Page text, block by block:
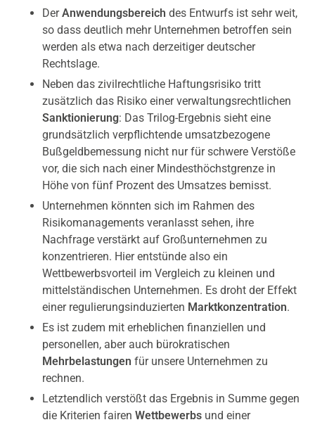
DerAnwendungsbereich des Entwurfs ist sehr weit,
so dass deutlich mehr Unternehmen betroffen sein
werden als etwa nach derzeitiger deutscher
Rechtslage.
Neben das zivilrechtliche Haftungsrisiko tritt
zusätzlich das Risiko einer verwaltungsrechtlichen
Sanktionierung: Das Trilog-Ergebnis sieht eine
grundsätzlich verpflichtende umsatzbezogene
Bußgeldbemessung nicht nur für schwere Verstöße
vor, die sich nach einer Mindesthöchstgrenze in
Höhe von fünf Prozent des Umsatzes bemisst.
Unternehmen könnten sich im Rahmen des
Risikomanagements veranlasst sehen, ihre
Nachfrage verstärkt auf Großunternehmen zu
konzentrieren. Hier entstünde also ein
Wettbewerbsvorteil im Vergleich zu kleinen und
mittelständischen Unternehmen. Es droht der Effekt
einer regulierungsinduzierten Marktkonzentration.
Es ist zudem mit erheblichen finanziellen und
personellen, aber auch bürokratischen
Mehrbelastungen für unsere Unternehmen zu
rechnen.
Letztendlich verstößt das Ergebnis in Summe gegen
die Kriterien fairen Wettbewerbs und einer